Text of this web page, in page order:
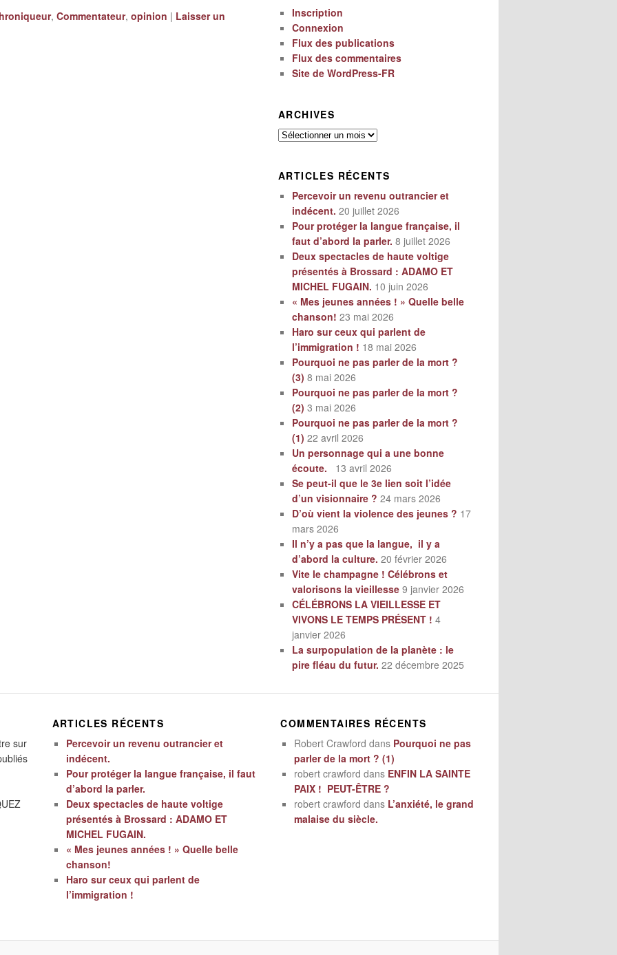
, Commentateur, opinion | Laisser un
Inscription
Connexion
Flux des publications
Flux des commentaires
Site de WordPress-FR
ARCHIVES
Archives
ARTICLES RÉCENTS
Percevoir un revenu outrancier et
indécent. 20 juillet 2026
Pour protéger la langue française, il
faut d’abord la parler. 8 juillet 2026
Deux spectacles de haute voltige
présentés à Brossard : ADAMO ET
MICHEL FUGAIN. 10 juin 2026
« Mes jeunes années ! » Quelle belle
chanson! 23 mai 2026
Haro sur ceux qui parlent de
l’immigration ! 18 mai 2026
Pourquoi ne pas parler de la mort ?
(3) 8 mai 2026
Pourquoi ne pas parler de la mort ?
(2) 3 mai 2026
Pourquoi ne pas parler de la mort ?
(1) 22 avril 2026
Un personnage qui a une bonne
écoute.
13 avril 2026
Se peut-il que le 3e lien soit l’idée
d’un visionnaire ? 24 mars 2026
D’où vient la violence des jeunes ? 17
mars 2026
Il n’y a pas que la langue, il y a
d’abord la culture. 20 février 2026
Vite le champagne ! Célébrons et
valorisons la vieillesse 9 janvier 2026
CÉLÉBRONS LA VIEILLESSE ET
VIVONS LE TEMPS PRÉSENT ! 4
janvier 2026
La surpopulation de la planète : le
pire fléau du futur. 22 décembre 2025
sur
ARTICLES RÉCENTS
Percevoir un revenu outrancier et
indécent.
Pour protéger la langue française, il faut
d’abord la parler.
Deux spectacles de haute voltige
présentés à Brossard : ADAMO ET
MICHEL FUGAIN.
« Mes jeunes années ! » Quelle belle
chanson!
Haro sur ceux qui parlent de
l’immigration !
COMMENTAIRES RÉCENTS
Robert Crawford dans Pourquoi ne pas
parler de la mort ? (1)
robert crawford dans ENFIN LA SAINTE
PAIX ! PEUT-ÊTRE ?
robert crawford dans L’anxiété, le grand
malaise du siècle.